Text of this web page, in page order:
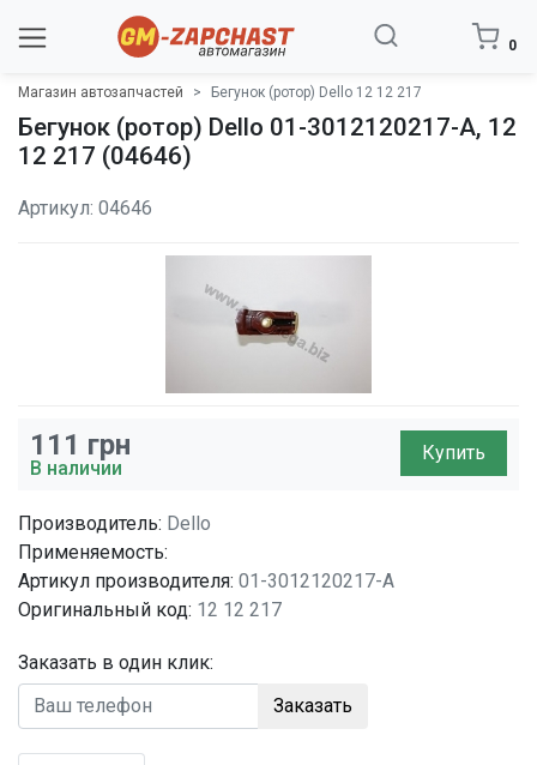
0
Магазин автозапчастей Бегунок (ротор) Dello 12 12 217
Бегунок (ротор) Dello 01-3012120217-A, 12
12 217 (04646)
Артикул: 04646
111 грн
В наличии
Купить
Производитель: Dello
Применяемость:
Артикул производителя: 01-3012120217-A
Оригинальный код: 12 12 217
Заказать в один клик:
Заказать